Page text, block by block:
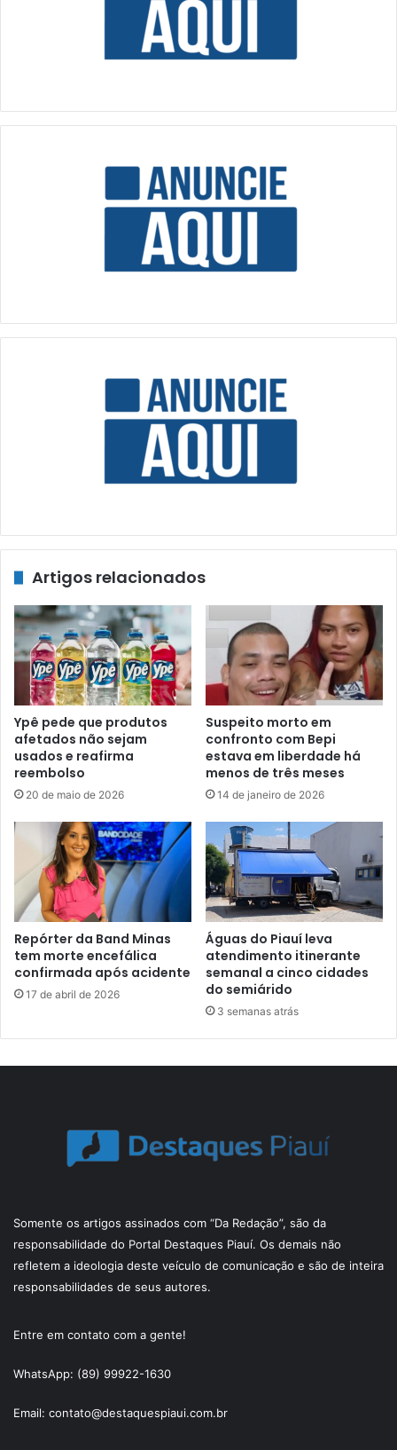
Artigos relacionados
Ypê pede que produtos
afetados não sejam
usados e reafirma
reembolso
20 de maio de 2026
Suspeito morto em
confronto com Bepi
estava em liberdade há
menos de três meses
14 de janeiro de 2026
Repórter da Band Minas
tem morte encefálica
confirmada após acidente
17 de abril de 2026
Águas do Piauí leva
atendimento itinerante
semanal a cinco cidades
do semiárido
3 semanas atrás
Somente os artigos assinados com “Da Redação”, são da
responsabilidade do Portal Destaques Piauí. Os demais não
refletem a ideologia deste veículo de comunicação e são de inteira
responsabilidades de seus autores.
Entre em contato com a gente!
WhatsApp: (89) 99922-1630
Email: contato@destaquespiaui.com.br